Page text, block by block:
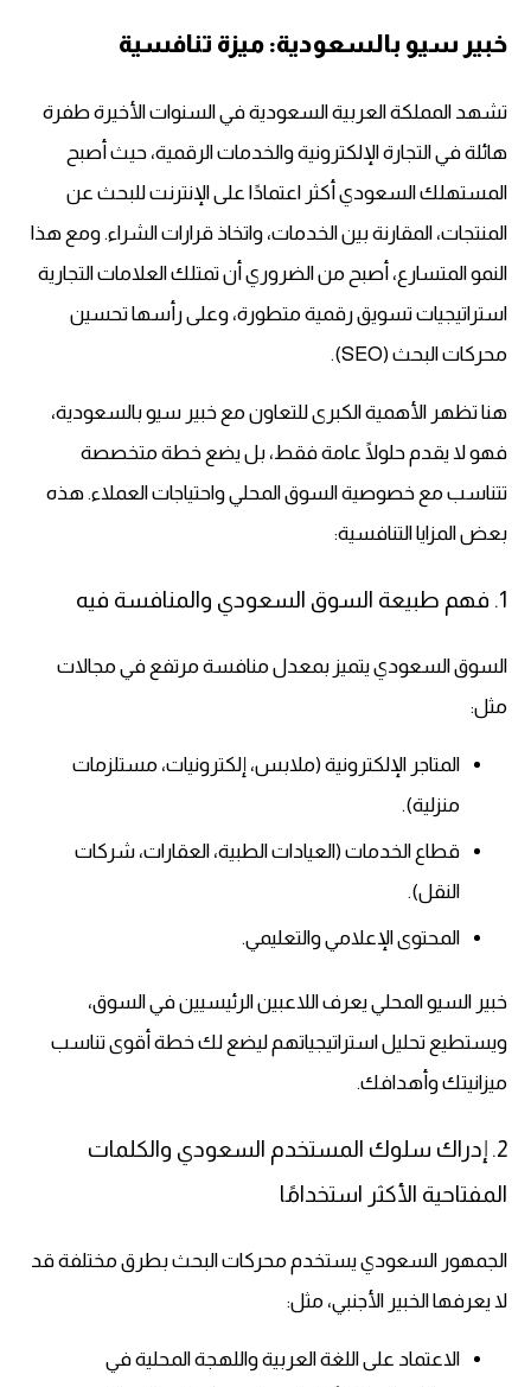
خبير سيو بالسعودية: ميزة تنافسية
تشهد المملكة العربية السعودية في السنوات الأخيرة طفرة
هائلة في التجارة الإلكترونية والخدمات الرقمية، حيث أصبح
المستهلك السعودي أكثر اعتمادًا على الإنترنت للبحث عن
المنتجات، المقارنة بين الخدمات، واتخاذ قرارات الشراء. ومع هذا
النمو المتسارع، أصبح من الضروري أن تمتلك العلامات التجارية
استراتيجيات تسويق رقمية متطورة، وعلى رأسها تحسين
محركات البحث (SEO).
هنا تظهر الأهمية الكبرى للتعاون مع خبير سيو بالسعودية،
فهو لا يقدم حلولًا عامة فقط، بل يضع خطة متخصصة
تتناسب مع خصوصية السوق المحلي واحتياجات العملاء. هذه
بعض المزايا التنافسية:
1. فهم طبيعة السوق السعودي والمنافسة فيه
السوق السعودي يتميز بمعدل منافسة مرتفع في مجالات
مثل:
المتاجر الإلكترونية (ملابس، إلكترونيات، مستلزمات
منزلية).
قطاع الخدمات (العيادات الطبية، العقارات، شركات
النقل).
المحتوى الإعلامي والتعليمي.
خبير السيو المحلي يعرف اللاعبين الرئيسيين في السوق،
ويستطيع تحليل استراتيجياتهم ليضع لك خطة أقوى تناسب
ميزانيتك وأهدافك.
2. إدراك سلوك المستخدم السعودي والكلمات
المفتاحية الأكثر استخدامًا
الجمهور السعودي يستخدم محركات البحث بطرق مختلفة قد
لا يعرفها الخبير الأجنبي، مثل:
الاعتماد على اللغة العربية واللهجة المحلية في